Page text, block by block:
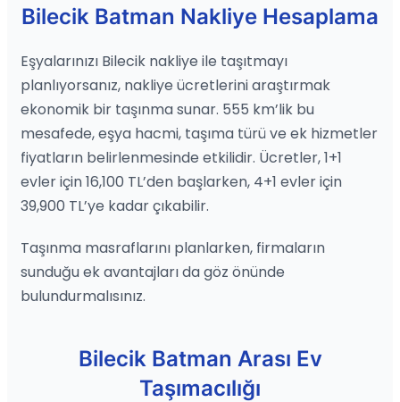
Bilecik Batman Nakliye Hesaplama
Eşyalarınızı Bilecik nakliye ile taşıtmayı
planlıyorsanız, nakliye ücretlerini araştırmak
ekonomik bir taşınma sunar. 555 km’lik bu
mesafede, eşya hacmi, taşıma türü ve ek hizmetler
fiyatların belirlenmesinde etkilidir. Ücretler, 1+1
evler için 16,100 TL’den başlarken, 4+1 evler için
39,900 TL’ye kadar çıkabilir.
Taşınma masraflarını planlarken, firmaların
sunduğu ek avantajları da göz önünde
bulundurmalısınız.
Bilecik Batman Arası Ev
Taşımacılığı